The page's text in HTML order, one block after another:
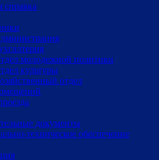
справка
молодежной политики
культуры
отдел
документы
техническое обеспечение